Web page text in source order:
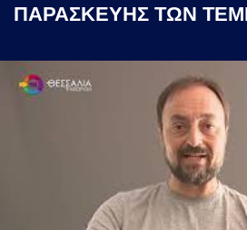
ΠΑΡΑΣΚΕΥΗΣ ΤΩΝ